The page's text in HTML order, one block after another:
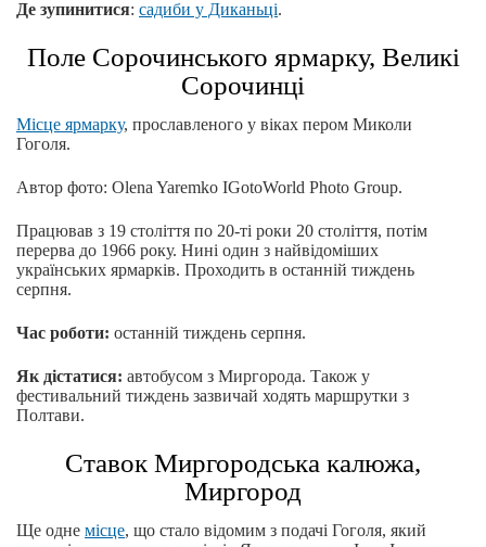
Де зупинитися: садиби у Диканьці.
Поле Сорочинського ярмарку, Великі
Сорочинці
Місце ярмарку, прославленого у віках пером Миколи
Гоголя.
Автор фото: Olena Yaremko IGotoWorld Photo Group.
Працював з 19 століття по 20-ті роки 20 століття, потім
перерва до 1966 року. Нині один з найвідоміших
українських ярмарків. Проходить в останній тиждень
серпня.
Час роботи: останній тиждень серпня.
Як дістатися: автобусом з Миргорода. Також у
фестивальний тиждень зазвичай ходять маршрутки з
Полтави.
Ставок Миргородська калюжа,
Миргород
Ще одне місце, що стало відомим з подачі Гоголя, який